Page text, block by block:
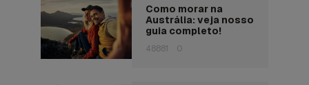
Como morar na
Austrália: veja nosso
guia completo!
48881 0